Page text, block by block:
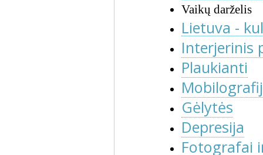
Vaikų darželis
Lietuva -
Interjerinis
Plaukianti
Gėlytės
Depresija
Fotografai